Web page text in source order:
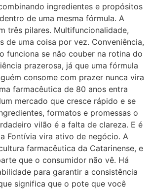
ingredientes e propósitos
de uma mesma fórmula. A
três pilares. Multifuncionalidade,
de uma coisa por vez. Conveniência,
funciona se não couber na rotina do
prazerosa, já que uma fórmula
consome com prazer nunca vira
farmacêutica de 80 anos entra
mercado que cresce rápido e se
formatos e promessas o
vilão é a falta de clareza. E é
Fontívia vira ativo de negócio. A
farmacêutica da Catarinense, e
que o consumidor não vê. Há
para garantir a consistência
significa que o pote que você